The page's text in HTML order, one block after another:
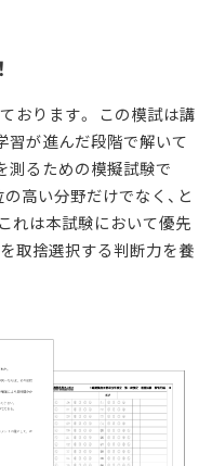
おります。 この模試は講
習が進んだ段階で解いて
測るための模擬試験で
高い分野だけでなく、と
れは本試験において優先
取捨選択する判断力を養